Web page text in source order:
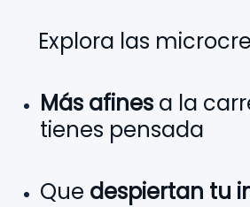
Explora las
Más afines a la
tienes pensada
Que despiertan tu